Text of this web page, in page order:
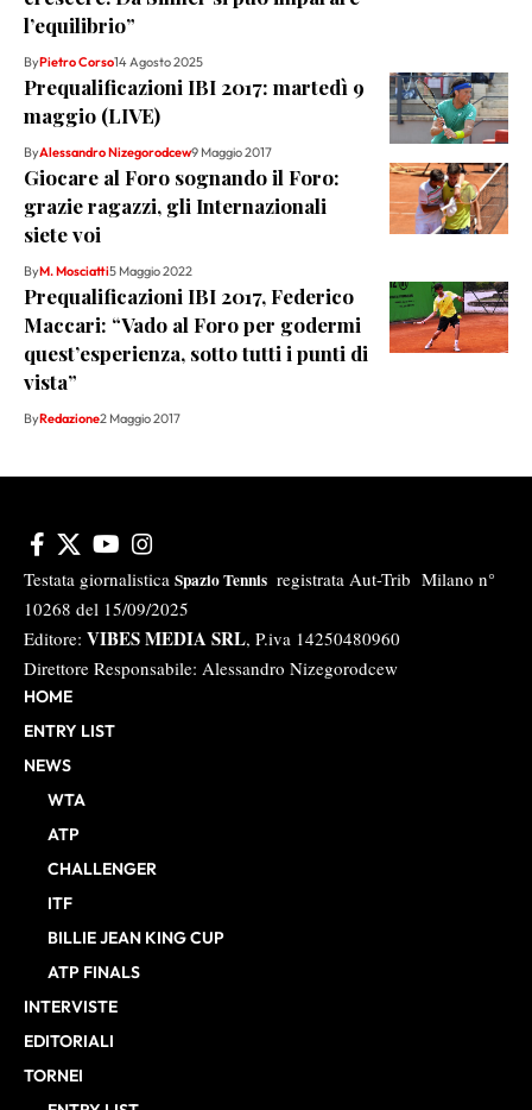
l’equilibrio”
ByPietro Corso14 Agosto 2025
Prequalificazioni IBI 2017: martedì 9
maggio (LIVE)
ByAlessandro Nizegorodcew9 Maggio 2017
Giocare al Foro sognando il Foro:
grazie ragazzi, gli Internazionali
siete voi
ByM. Mosciatti5 Maggio 2022
Prequalificazioni IBI 2017, Federico
Maccari: “Vado al Foro per godermi
quest’esperienza, sotto tutti i punti di
vista”
ByRedazione2 Maggio 2017
Testata giornalistica Spazio Tennis registrata Aut-Trib Milano n°
10268 del 15/09/2025
Editore: VIBES MEDIA SRL, P.iva 14250480960
Direttore Responsabile: Alessandro Nizegorodcew
HOME
ENTRY LIST
NEWS
WTA
ATP
CHALLENGER
ITF
BILLIE JEAN KING CUP
ATP FINALS
INTERVISTE
EDITORIALI
TORNEI